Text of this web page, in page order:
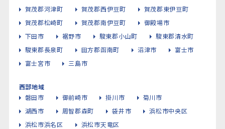
賀茂郡河津町
賀茂郡西伊豆町
賀茂郡東伊豆町
賀茂郡松崎町
賀茂郡南伊豆町
御殿場市
下田市
裾野市 駿東郡小山町
駿東郡清水町
駿東郡長泉町
田方郡函南町 沼津市
富士市
富士宮市
三島市
西部地域
磐田市
御前崎市 掛川市
菊川市
湖西市
周智郡森町 袋井市
浜松市中央区
浜松市浜名区
浜松市天竜区